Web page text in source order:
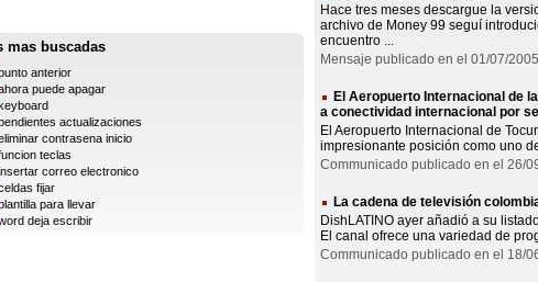
mas buscadas
anterior
puede apagar
actualizaciones
contrasena inicio
teclas
correo electronico
fijar
para llevar
deja escribir
Hace tres meses descargue la
archivo de Money 99 seguí
encuentro ...
Mensaje publicado en el 01/07/
El Aeropuerto Internacional de
a conectividad internacional por
El Aeropuerto Internacional de
impresionante posición como uno
Communicado publicado en el 26/
La cadena de televisión
DishLATINO ayer añadió a su
El canal ofrece una variedad de
Communicado publicado en el 18/